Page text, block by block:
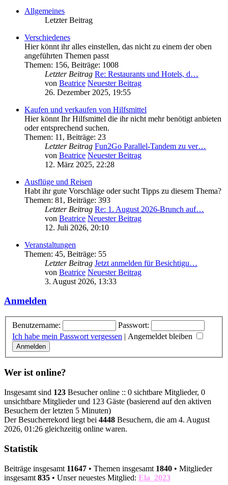
Allgemeines
Letzter Beitrag
Verschiedenes
Hier könnt ihr alles einstellen, das nicht zu einem der oben
angeführten Themen passt
Themen: 156, Beiträge: 1008
Letzter Beitrag Re: Restaurants und Hotels, d…
von Beatrice Neuester Beitrag
26. Dezember 2025, 19:55
Kaufen und verkaufen von Hilfsmittel
Hier könnt Ihr Hilfsmittel die ihr nicht mehr benötigt anbieten
oder entsprechend suchen.
Themen: 11 , Beiträge: 23
Letzter Beitrag Fun2Go Parallel-Tandem zu ver…
von Beatrice Neuester Beitrag
12. März 2025, 22:28
Ausflüge und Reisen
Habt ihr gute Vorschläge oder sucht Tipps zu diesem Thema?
Themen: 81 , Beiträge: 393
Letzter Beitrag Re: 1. August 2026-Brunch auf…
von Beatrice Neuester Beitrag
12. Juli 2026, 20:10
Veranstaltungen
Themen: 45, Beiträge: 55
Letzter Beitrag Jetzt anmelden für Besichtigu…
von Beatrice Neuester Beitrag
3. August 2026, 13:33
Anmelden
Benutzername:
Passwort:
Ich habe mein Passwort vergessen | Angemeldet bleiben
Wer ist online?
Insgesamt sind 123 Besucher online :: 0 sichtbare Mitglieder, 0
unsichtbare Mitglieder und 123 Gäste (basierend auf den aktiven
Besuchern der letzten 5 Minuten)
Der Besucherrekord liegt bei 4448 Besuchern, die am 4. August
2026, 01:26 gleichzeitig online waren.
Statistik
Beiträge insgesamt 11647 • Themen insgesamt 1840 • Mitglieder
insgesamt 835 • Unser neuestes Mitglied: Ela_2023